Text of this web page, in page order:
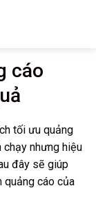
cáo
tối ưu quảng
nhưng hiệu
đây sẽ giúp
cáo của